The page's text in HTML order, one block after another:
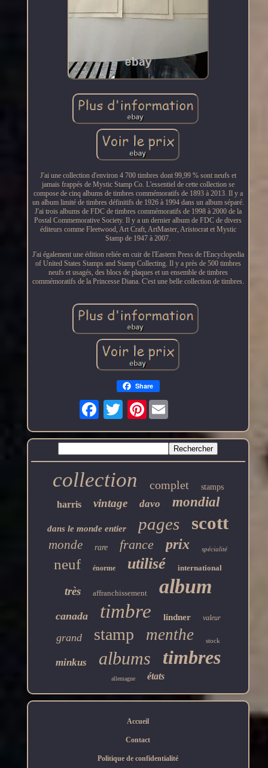
J'ai une collection d'environ 4 700 timbres dont 99,99 % sont neufs et
jamais frappés de Mystic Stamp Co. L'essentiel de cette collection se
compose de cinq albums de timbres commémoratifs de 1893 à 2013. Il y a
un album limité de timbres définitifs de 1926 à 1994 dans un album séparé.
J'ai trois albums de FDC de timbres commémoratifs de 1998 à 2000 de la
Postal Commemorative Society. Il y a un dernier album de FDC de divers
éditeurs comme Fleetwood, Art Craft, ArtMaster, Aristocrat et Mystic
Stamp de 1947 à 2007.
J'ai également une édition reliée en cuir de l'Eastern Press de l'Encyclopedia
of United States Stamps and Stamp Collecting. Il y a près de 500 timbres
neufs et usagés, des blocs de plaques et un ensemble de timbres
commémoratifs de la Princesse Diana. C'est une belle collection de timbres.
Share
Pinterest
collection complet stamps
harris vintage davo mondial
dans le monde entier pages scott
monde rare france prix spécialité
neuf énorme utilisé international
très affranchissement album
canada timbre lindner valeur
grand stamp menthe stock
minkus albums timbres
allemagne états
Accueil
Contact
Politique de confidentialité